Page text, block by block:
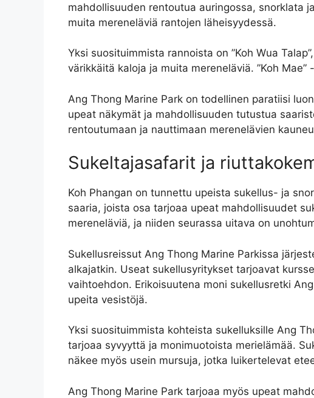
mahdollisuuden rentoutua auringossa, snorklata
muita mereneläviä rantojen läheisyydessä.
Yksi suosituimmista rannoista on ”Koh Wua
värikkäitä kaloja ja muita mereneläviä. ”Koh
Ang Thong Marine Park on todellinen paratiisi
upeat näkymät ja mahdollisuuden tutustua
rentoutumaan ja nauttimaan merenelävien
Sukeltajasafarit ja
Koh Phangan on tunnettu upeista sukellus- ja
saaria, joista osa tarjoaa upeat mahdollisuudet
mereneläviä, ja niiden seurassa uitava on
Sukellusreissut Ang Thong Marine Parkissa
alkajatkin. Useat sukellusyritykset tarjoavat
vaihtoehdon. Erikoisuutena moni sukellusretki
upeita vesistöjä.
Yksi suosituimmista kohteista sukelluksille Ang
tarjoaa syvyyttä ja monimuotoista merielämää.
näkee myös usein mursuja, jotka luikertelevat
Ang Thong Marine Park tarjoaa myös upeat